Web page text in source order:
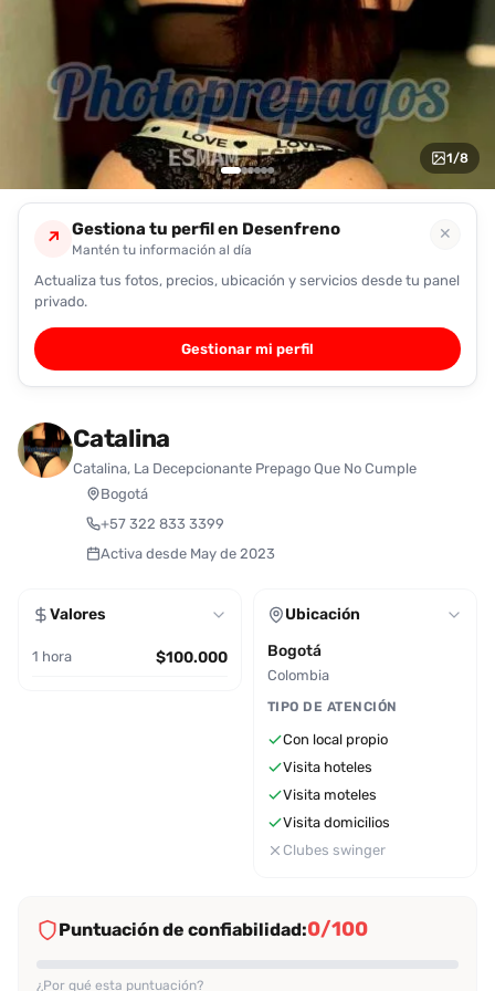
Entendido
1/8
↗ Gestiona tu perfil en Desenfreno
Mantén tu información al día
✕
Actualiza tus fotos, precios, ubicación y servicios desde tu panel
privado.
Gestionar mi perfil
Catalina
Catalina, La Decepcionante Prepago Que No Cumple
Bogotá
+57 322 833 3399
Activa desde May de 2023
Valores
1 hora $100.000
Ubicación
Bogotá
Colombia
TIPO DE ATENCIÓN
Con local propio
Visita hoteles
Visita moteles
Visita domicilios
Clubes swinger
Puntuación de confiabilidad:0/100
¿Por qué esta puntuación?